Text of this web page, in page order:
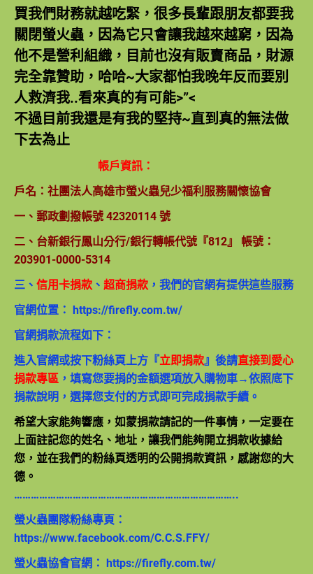
買我們財務就越吃緊，很多長輩跟朋友都要我
關閉螢火蟲，因為它只會讓我越來越窮，因為
他不是營利組織，目前也沒有販賣商品，財源
完全靠贊助，哈哈~大家都怕我晚年反而要別
人救濟我..看來真的有可能>”<
不過目前我還是有我的堅持~直到真的無法做
下去為止
帳戶資訊：
戶名：社團法人高雄市螢火蟲兒少福利服務關懷協會
一、郵政劃撥帳號 42320114 號
二、台新銀行鳳山分行/銀行轉帳代號『812』 帳號：
203901-0000-5314
三、 信用卡捐款 、 超商捐款 ，我們的官網有提供這些服務
官網位置： https://firefly.com.tw/
官網捐款流程如下：
進入官網或按下粉絲頁上方『立即捐款』後請直接到愛心
捐款專區 ，填寫您要捐的金額選項放入購物車→依照底下
捐款說明，選擇您支付的方式即可完成捐款手續。
希望大家能夠響應，如蒙捐款請記的一件事情，一定要在
上面註記您的姓名、地址，讓我們能夠開立捐款收據給
您，並在我們的粉絲頁透明的公開捐款資訊，感謝您的大
德。
……………………………………………………………………..
螢火蟲團隊粉絲專頁：
https://www.facebook.com/C.C.S.FFY/
螢火蟲協會官網： https://firefly.com.tw/